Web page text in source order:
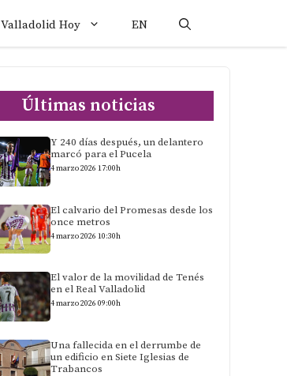
Valladolid Hoy EN
Últimas noticias
Y 240 días después, un delantero
marcó para el Pucela
4 marzo 2026 17:00h
El calvario del Promesas desde los
once metros
4 marzo 2026 10:30h
El valor de la movilidad de Tenés
en el Real Valladolid
4 marzo 2026 09:00h
Una fallecida en el derrumbe de
un edificio en Siete Iglesias de
Trabancos